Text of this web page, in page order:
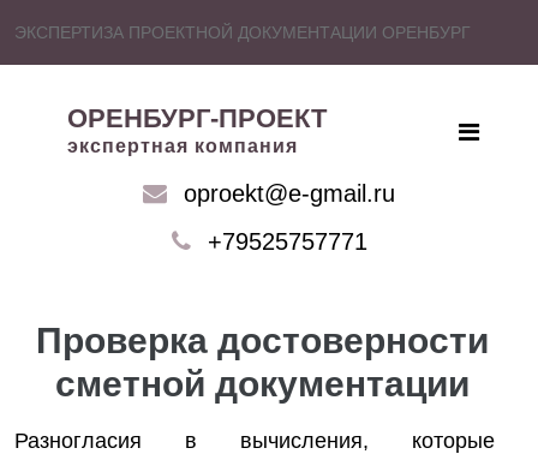
ЭКСПЕРТИЗА ПРОЕКТНОЙ ДОКУМЕНТАЦИИ ОРЕНБУРГ
ОРЕНБУРГ-ПРОЕКТ
экспертная компания
oproekt@e-gmail.ru
+79525757771
Проверка достоверности
сметной документации
Разногласия в вычисления, которые